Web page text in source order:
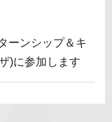
ーンシップ＆キ
)に参加します